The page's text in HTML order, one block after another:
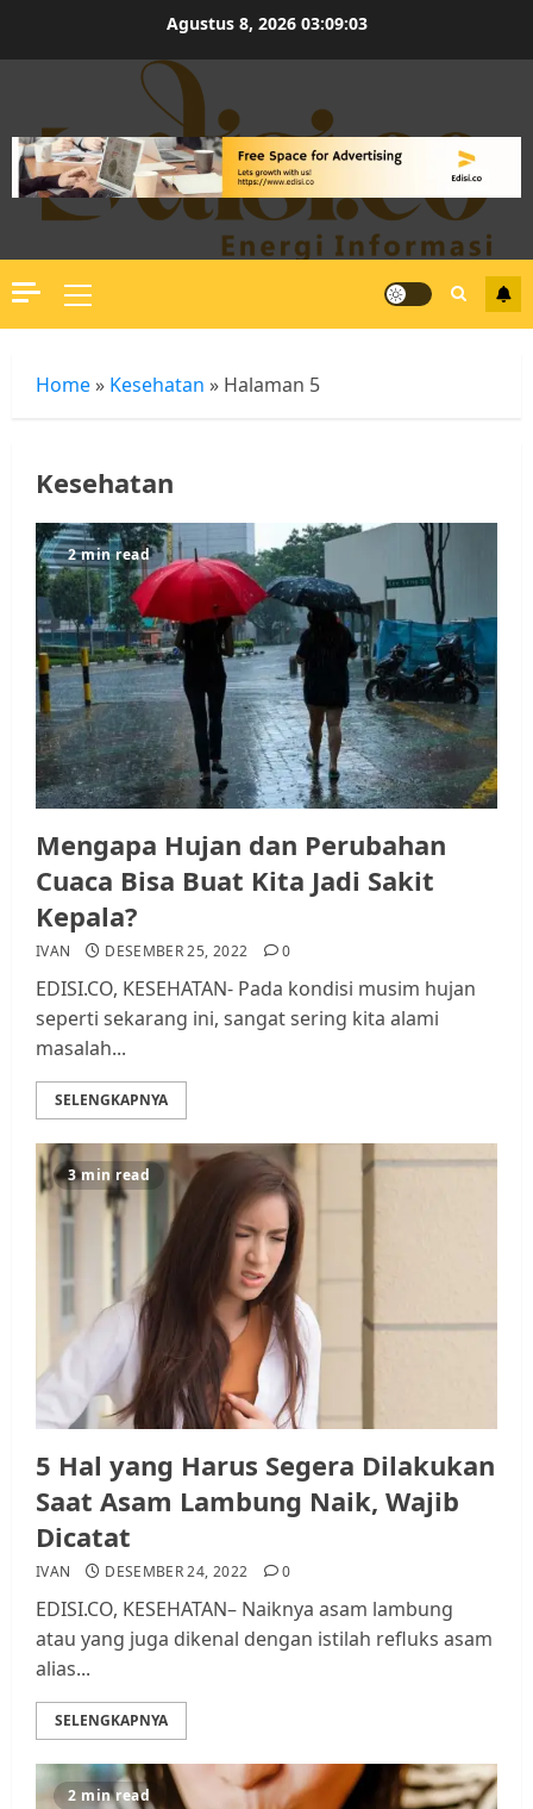
Agustus 8, 2026 03:09:04
Primary
Menu
Home » Kesehatan » Halaman 5
Kesehatan
2 min read
Mengapa Hujan dan Perubahan
Cuaca Bisa Buat Kita Jadi Sakit
Kepala?
IVAN DESEMBER 25, 2022 0
EDISI.CO, KESEHATAN- Pada kondisi musim hujan
seperti sekarang ini, sangat sering kita alami
masalah...
SELENGKAPNYA
3 min read
5 Hal yang Harus Segera Dilakukan
Saat Asam Lambung Naik, Wajib
Dicatat
IVAN DESEMBER 24, 2022 0
EDISI.CO, KESEHATAN– Naiknya asam lambung
atau yang juga dikenal dengan istilah refluks asam
alias...
SELENGKAPNYA
2 min read